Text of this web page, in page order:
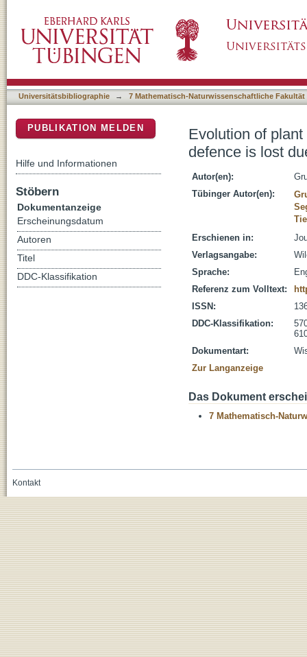
release - but not forever
Universitätsbibliographie → 7 Mathematisch-Naturwissenschaftliche Fakultät
Evolution of
defence is lost
Autor(en):
Tübinger Autor(en):
Erschienen in:
Verlagsangabe:
Sprache:
Referenz zum Volltext:
ISSN:
DDC-Klassifikation:
Dokumentart:
Zur Langanzeige
Das Dokument
7 Mathematisch-
PUBLIKATION MELDEN
Hilfe und Informationen
Stöbern
Dokumentanzeige
Erscheinungsdatum
Autoren
Titel
DDC-Klassifikation
Kontakt